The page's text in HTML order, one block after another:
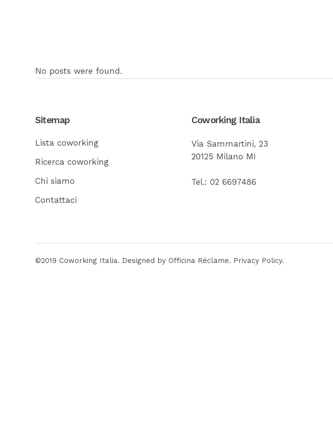
No posts were found.
Sitemap
Lista coworking
Ricerca coworking
Chi siamo
Contattaci
Coworking Italia
Via Sammartini, 23
20125 Milano MI
Tel.: 02 6697486
©2019 Coworking Italia. Designed by Officina Réclame. Privacy Policy.